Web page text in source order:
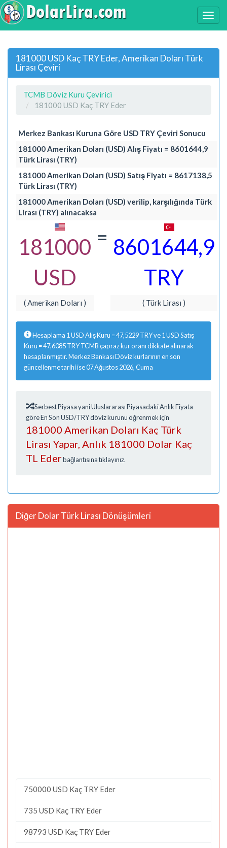
181000 USD Kaç TRY Eder, Amerikan Doları Türk
Lirası Çeviri
TCMB Döviz Kuru Çevirici
181000 USD Kaç TRY Eder
Merkez Bankası Kuruna Göre USD TRY Çeviri Sonucu
181000 Amerikan Doları (USD) Alış Fiyatı = 8601644,9
Türk Lirası (TRY)
181000 Amerikan Doları (USD) Satış Fiyatı = 8617138,5
Türk Lirası (TRY)
181000 Amerikan Doları (USD) verilip, karşılığında Türk
Lirası (TRY) alınacaksa
181000
USD
= 8601644,9
TRY
( Amerikan Doları ) ( Türk Lirası )
Hesaplama 1 USD Alış Kuru = 47,5229 TRY ve 1 USD Satış
Kuru = 47,6085 TRY TCMB çapraz kur oranı dikkate alınarak
hesaplanmıştır. Merkez Bankası Döviz kurlarının en son
güncellenme tarihi ise 07 Ağustos 2026, Cuma
Serbest Piyasa yani Uluslararası Piyasadaki Anlık Fiyata
göre En Son USD/TRY döviz kurunu öğrenmek için
181000 Amerikan Doları Kaç Türk
Lirası Yapar, Anlık 181000 Dolar Kaç
TL Ederbağlantısına tıklayınız.
Diğer Dolar Türk Lirası Dönüşümleri
750000 USD Kaç TRY Eder
735 USD Kaç TRY Eder
98793 USD Kaç TRY Eder